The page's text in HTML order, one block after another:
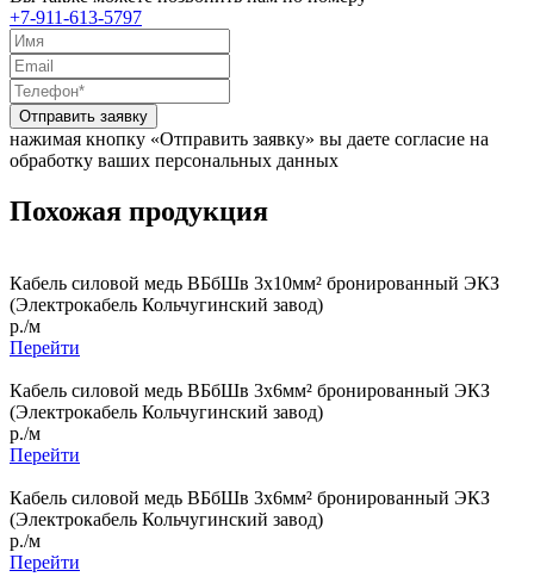
+7-911-613-5797
Отправить заявку
нажимая кнопку «Отправить заявку» вы даете согласие на
обработку ваших персональных данных
Похожая продукция
Кабель силовой медь ВБбШв 3x10мм² бронированный ЭКЗ
(Электрокабель Кольчугинский завод)
р./м
Перейти
Кабель силовой медь ВБбШв 3x6мм² бронированный ЭКЗ
(Электрокабель Кольчугинский завод)
р./м
Перейти
Кабель силовой медь ВБбШв 3x6мм² бронированный ЭКЗ
(Электрокабель Кольчугинский завод)
р./м
Перейти